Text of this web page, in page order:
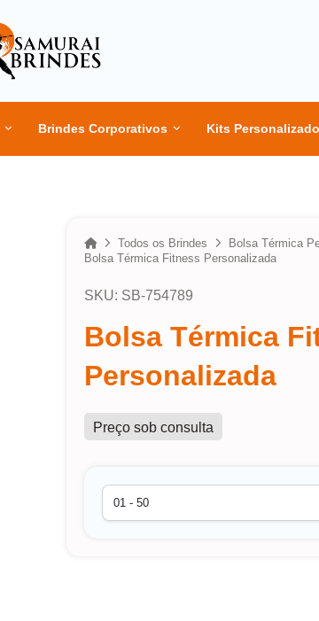
Brindes Corporativos Kits
HomeTodos os Brindes
Bolsa Térmica
Bolsa Térmica Fitness Personalizada
SKU: SB-754789
Bolsa Térmica
Personalizada
Preço sob consulta